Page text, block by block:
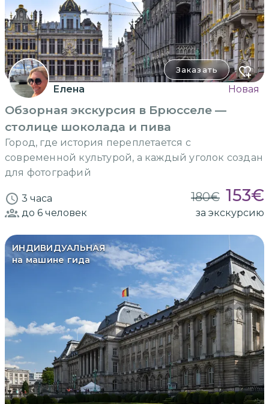
Заказать
Елена Новая
Обзорная экскурсия в Брюсселе —
столице шоколада и пива
Город, где история переплетается с
современной культурой, а каждый уголок создан
для фотографий
3 часа 180€ 153€
до 6 человек за экскурсию
ИНДИВИДУАЛЬНАЯ
на машине гида